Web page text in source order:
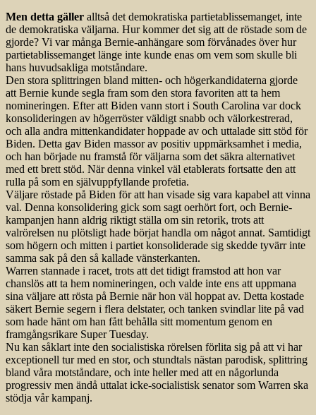
Men detta gäller alltså det demokratiska partietablissemanget, inte
de demokratiska väljarna. Hur kommer det sig att de röstade som de
gjorde? Vi var många Bernie-anhängare som förvånades över hur
partietablissemanget länge inte kunde enas om vem som skulle bli
hans huvudsakliga motståndare.
Den stora splittringen bland mitten- och högerkandidaterna gjorde
att Bernie kunde segla fram som den stora favoriten att ta hem
nomineringen. Efter att Biden vann stort i South Carolina var dock
konsolideringen av högerröster väldigt snabb och välorkestrerad,
och alla andra mittenkandidater hoppade av och uttalade sitt stöd för
Biden. Detta gav Biden massor av positiv uppmärksamhet i media,
och han började nu framstå för väljarna som det säkra alternativet
med ett brett stöd. När denna vinkel väl etablerats fortsatte den att
rulla på som en självuppfyllande profetia.
Väljare röstade på Biden för att han visade sig vara kapabel att vinna
val. Denna konsolidering gick som sagt oerhört fort, och Bernie-
kampanjen hann aldrig riktigt ställa om sin retorik, trots att
valrörelsen nu plötsligt hade börjat handla om något annat. Samtidigt
som högern och mitten i partiet konsoliderade sig skedde tyvärr inte
samma sak på den så kallade vänsterkanten.
Warren stannade i racet, trots att det tidigt framstod att hon var
chanslös att ta hem nomineringen, och valde inte ens att uppmana
sina väljare att rösta på Bernie när hon väl hoppat av. Detta kostade
säkert Bernie segern i flera delstater, och tanken svindlar lite på vad
som hade hänt om han fått behålla sitt momentum genom en
framgångsrikare Super Tuesday.
Nu kan såklart inte den socialistiska rörelsen förlita sig på att vi har
exceptionell tur med en stor, och stundtals nästan parodisk, splittring
bland våra motståndare, och inte heller med att en någorlunda
progressiv men ändå uttalat icke-socialistisk senator som Warren ska
stödja vår kampanj.